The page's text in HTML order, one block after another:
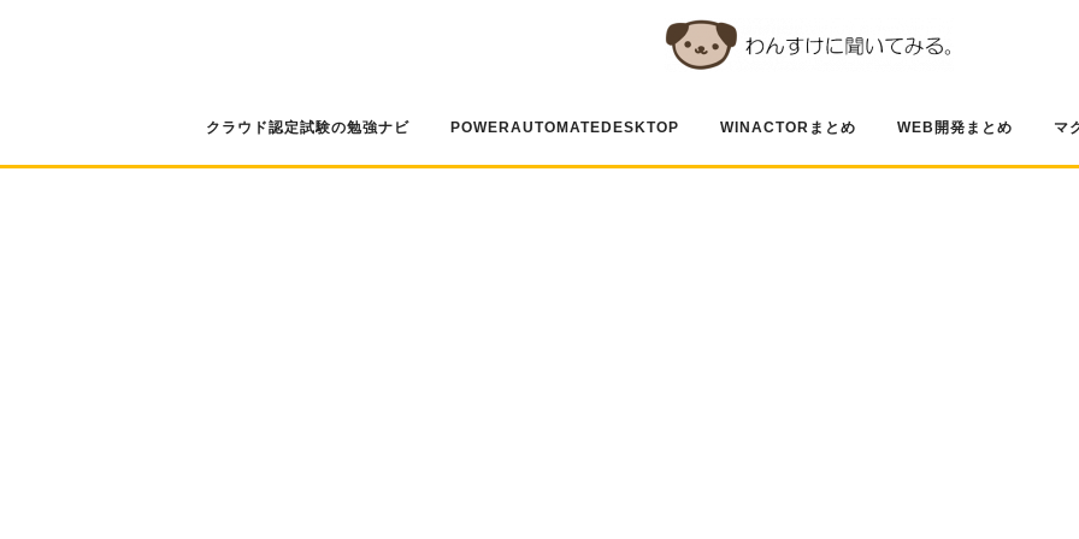
ス
クラウド認定試験の勉強ナビ POWERAUTOMATEDESKTOP WINACTORまとめ WEB開発まとめ マ